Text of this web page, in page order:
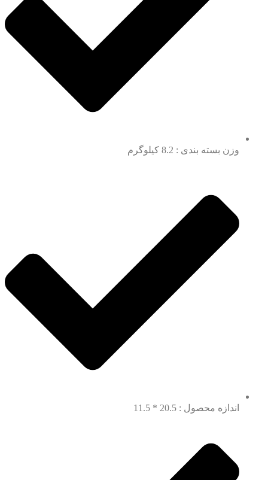
وزن بسته بندی : 8.2 کیلوگرم
اندازه محصول : 20.5 * 11.5